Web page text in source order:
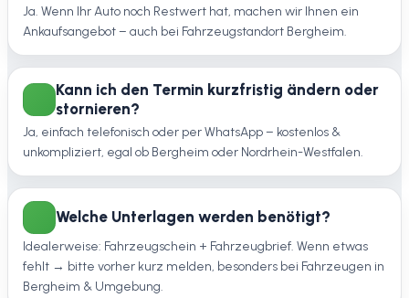
Ja. Wenn Ihr Auto noch Restwert hat, machen wir Ihnen ein
Ankaufsangebot – auch bei Fahrzeugstandort Bergheim.
Kann ich den Termin kurzfristig ändern oder
stornieren?
Ja, einfach telefonisch oder per WhatsApp – kostenlos &
unkompliziert, egal ob Bergheim oder Nordrhein-Westfalen.
Welche Unterlagen werden benötigt?
Idealerweise: Fahrzeugschein + Fahrzeugbrief. Wenn etwas
fehlt → bitte vorher kurz melden, besonders bei Fahrzeugen in
Bergheim & Umgebung.